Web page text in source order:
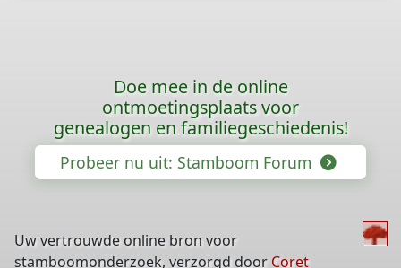
Doe mee in de online
ontmoetingsplaats voor
genealogen en familiegeschiedenis!
Probeer nu uit: Stamboom Forum
Uw vertrouwde online bron voor
stamboomonderzoek, verzorgd door Coret